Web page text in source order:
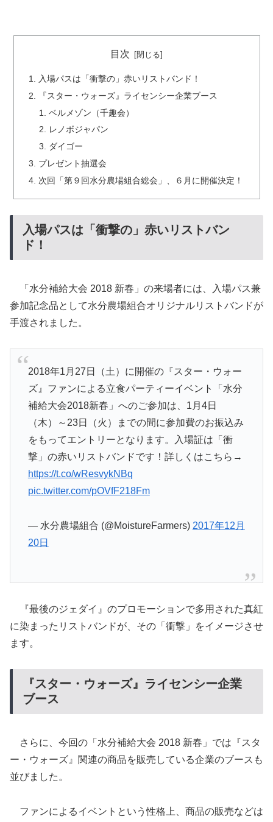
目次
入場パスは「衝撃の」赤いリストバンド！
『スター・ウォーズ』ライセンシー企業ブース
ベルメゾン（千趣会）
レノボジャパン
ダイゴー
プレゼント抽選会
次回「第９回水分農場組合総会」、６月に開催決定！
入場パスは「衝撃の」赤いリストバン
ド！
「水分補給大会 2018 新春」の来場者には、入場パス兼
参加記念品として水分農場組合オリジナルリストバンドが
手渡されました。
2018年1月27日（土）に開催の『スター・ウォー
ズ』ファンによる立食パーティーイベント「水分
補給大会2018新春」へのご参加は、1月4日
（木）～23日（火）までの間に参加費のお振込み
をもってエントリーとなります。入場証は「衝
撃」の赤いリストバンドです！詳しくはこちら→
https://t.co/wResvykNBq
pic.twitter.com/pOVfF218Fm
— 水分農場組合 (@MoistureFarmers) 2017年12月
20日
『最後のジェダイ』のプロモーションで多用された真紅
に染まったリストバンドが、その「衝撃」をイメージさせ
ます。
『スター・ウォーズ』ライセンシー企業
ブース
さらに、今回の「水分補給大会 2018 新春」では『スタ
ー・ウォーズ』関連の商品を販売している企業のブースも
並びました。
ファンによるイベントという性格上、商品の販売などは